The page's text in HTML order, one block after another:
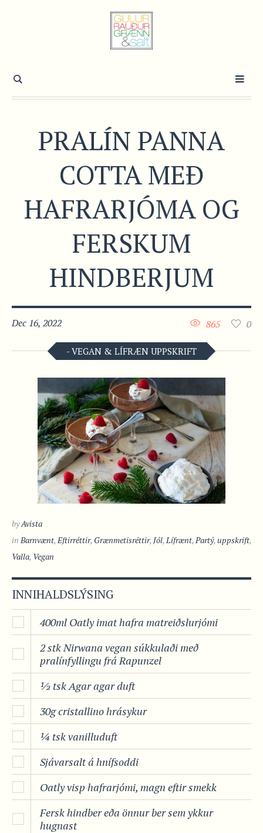
PRALÍN PANNA
COTTA MEÐ
HAFRARJÓMA OG
FERSKUM
HINDBERJUM
Dec 16, 2022 0
865
- VEGAN & LÍFRÆN UPPSKRIFT
byAvista
in Barnvænt, Eftirréttir, Grænmetisréttir, Jól, Lífrænt, Partý, uppskrift,
Valla, Vegan
INNIHALDSLÝSING
400ml Oatly imat hafra matreiðslurjómi
2 stk Nirwana vegan súkkulaði með
pralínfyllingu frá Rapunzel
½ tsk Agar agar duft
30g cristallino hrásykur
¼ tsk vanilluduft
Sjávarsalt á hnífsoddi
Oatly visp hafrarjómi, magn eftir smekk
Fersk hindber eða önnur ber sem ykkur
hugnast